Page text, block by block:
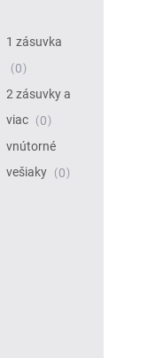
1 zásuvka
0
2 zásuvky a
viac
0
vnútorné
vešiaky
0